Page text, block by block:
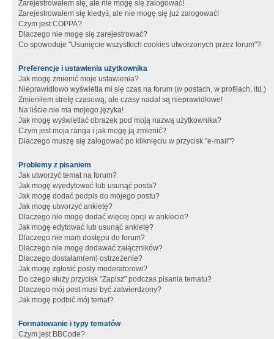
Zarejestrowałem się, ale nie mogę się zalogować!
Zarejestrowałem się kiedyś, ale nie mogę się już zalogować!
Czym jest COPPA?
Dlaczego nie mogę się zarejestrować?
Co spowoduje "Usunięcie wszystkich cookies utworzonych przez forum"?
Preferencje i ustawienia użytkownika
Jak mogę zmienić moje ustawienia?
Nieprawidłowo wyświetla mi się czas na forum (w postach, w profilach, itd.)
Zmieniłem strefę czasową, ale czasy nadal są nieprawidłowe!
Na liście nie ma mojego języka!
Jak mogę wyświetlać obrazek pod moją nazwą użytkownika?
Czym jest moja ranga i jak mogę ją zmienić?
Dlaczego muszę się zalogować po kliknięciu w przycisk "e-mail"?
Problemy z pisaniem
Jak utworzyć temat na forum?
Jak mogę wyedytować lub usunąć posta?
Jak mogę dodać podpis do mojego postu?
Jak mogę utworzyć ankietę?
Dlaczego nie mogę dodać więcej opcji w ankiecie?
Jak mogę edytować lub usunąć ankietę?
Dlaczego nie mam dostępu do forum?
Dlaczego nie mogę dodawać załączników?
Dlaczego dostałam(em) ostrzeżenie?
Jak mogę zgłosić posty moderatorowi?
Do czego służy przycisk "Zapisz" podczas pisania tematu?
Dlaczego mój post musi być zatwierdzony?
Jak mogę podbić mój temat?
Formatowanie i typy tematów
Czym jest BBCode?